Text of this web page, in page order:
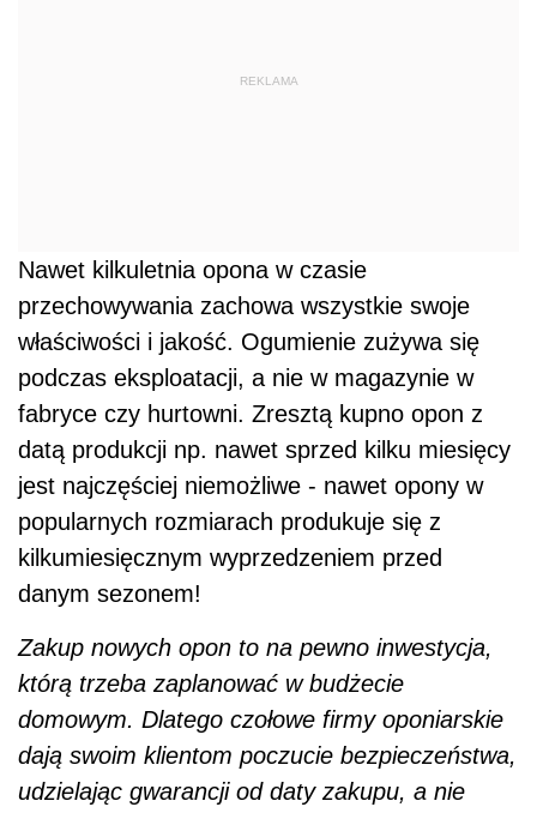
REKLAMA
Nawet kilkuletnia opona w czasie
przechowywania zachowa wszystkie swoje
właściwości i jakość. Ogumienie zużywa się
podczas eksploatacji, a nie w magazynie w
fabryce czy hurtowni. Zresztą kupno opon z
datą produkcji np. nawet sprzed kilku miesięcy
jest najczęściej niemożliwe - nawet opony w
popularnych rozmiarach produkuje się z
kilkumiesięcznym wyprzedzeniem przed
danym sezonem!
Zakup nowych opon to na pewno inwestycja,
którą trzeba zaplanować w budżecie
domowym. Dlatego czołowe firmy oponiarskie
dają swoim klientom poczucie bezpieczeństwa,
udzielając gwarancji od daty zakupu, a nie